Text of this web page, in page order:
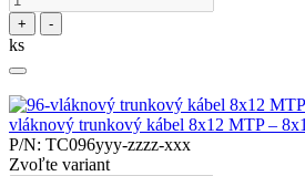
+ -
ks
vláknový trunkový kábel 8x12 MTP –
P/N: TC096yyy-zzzz-xxx
Zvoľte variant